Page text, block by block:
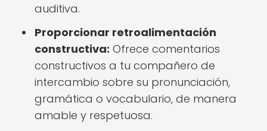
auditiva.
Proporcionar retroalimentación
constructiva: Ofrece comentarios
constructivos a tu compañero de
intercambio sobre su pronunciación,
gramática o vocabulario, de manera
amable y respetuosa.